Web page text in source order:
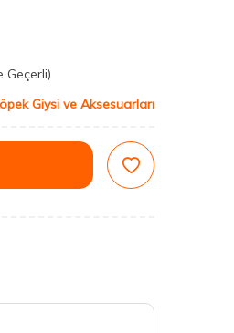
Geçerli)
Giysi ve Aksesuarları